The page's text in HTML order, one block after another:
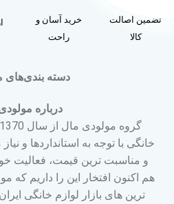
تضمین اصالت
کالا
خرید آسان و
راحت
دسته بندی‌های
درباره
خانگی با توجه به استانداردها و
و مناسبت ترین قیمت، فعالیت
هم اکنون افتخار این را داریم
ترین های بازار لوازم خانگی